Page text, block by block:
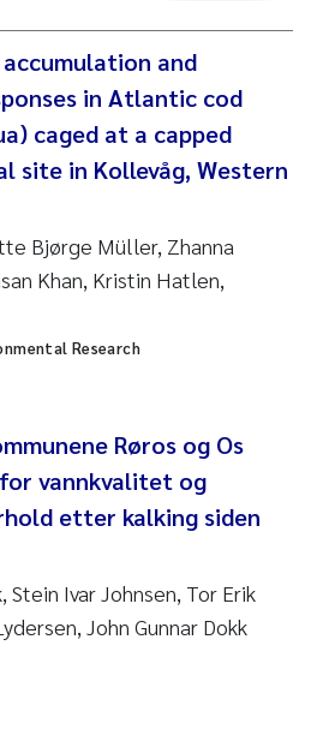
Lavin
and
in Atlantic cod
caged at a capped
site in Kollevåg, Western
Bjørge Müller, Zhanna
Khan, Kristin Hatlen,
Research
Røros og Os
vannkvalitet og
etter kalking siden
Stein Ivar Johnsen, Tor Erik
John Gunnar Dokk